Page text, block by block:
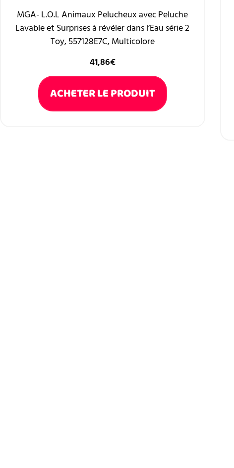
MGA- L.O.L Animaux Pelucheux avec Peluche
Lavable et Surprises à révéler dans l’Eau série 2
Toy, 557128E7C, Multicolore
41,86€
ACHETER LE PRODUIT